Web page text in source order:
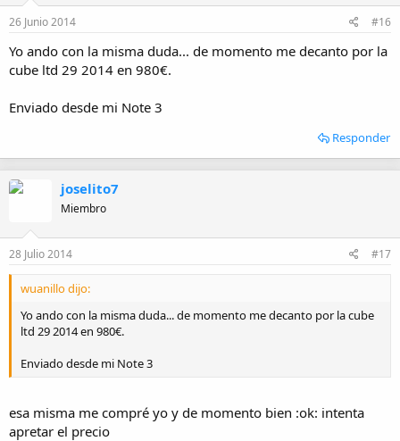
26 Junio 2014 #16
Yo ando con la misma duda... de momento me decanto por la
cube ltd 29 2014 en 980€.
Enviado desde mi Note 3
Responder
joselito7
Miembro
28 Julio 2014 #17
wuanillo dijo:
Yo ando con la misma duda... de momento me decanto por la cube
ltd 29 2014 en 980€.
Enviado desde mi Note 3
esa misma me compré yo y de momento bien :ok: intenta
apretar el precio